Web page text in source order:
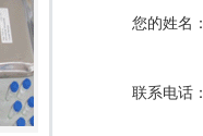
您的姓名：
联系电话：